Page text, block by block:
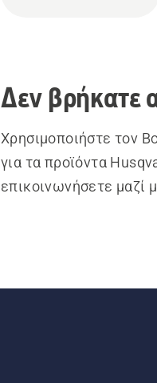
Δεν βρήκατε
Χρησιμοποιήστε τον
για τα προϊόντα
επικοινωνήσετε μαζί